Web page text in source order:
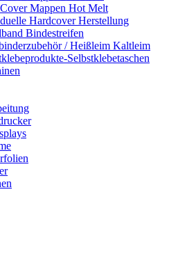
Mappen Hot Melt
Hardcover Herstellung
Bindestreifen
/ Heißleim Kaltleim
Selbstklebetaschen